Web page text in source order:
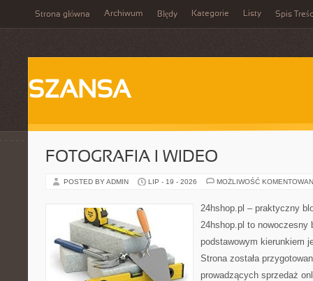
Strona główna Archiwum Błędy Kategorie Listy Spis
SZANSA
FOTOGRAFIA I WIDEO
POSTED BY ADMIN LIP - 19 - 2026 MOŻLIWOŚĆ
24hshop.pl – praktyczny
24hshop.pl to nowoczesny
podstawowym kierunkiem
Strona została
prowadzących sprzedaż